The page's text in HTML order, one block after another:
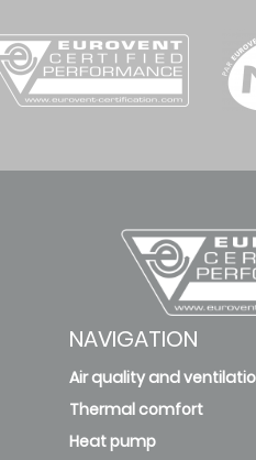
NAVIGATION
Air quality and
Thermal comfort
Heat pump